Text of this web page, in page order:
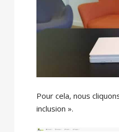
Pour cela, nous
inclusion ».